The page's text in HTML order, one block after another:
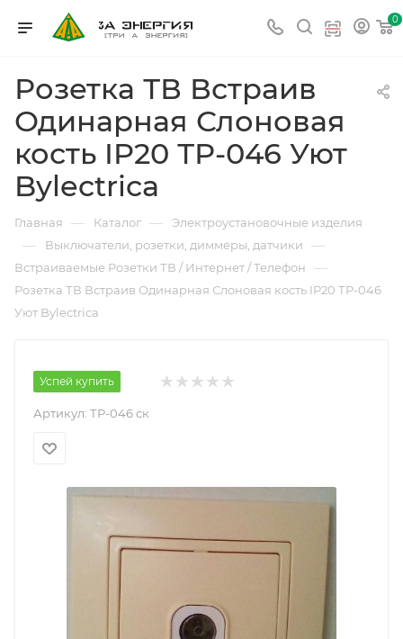
0
Розетка ТВ Встраив
Одинарная Слоновая
кость IP20 ТР-046 Уют
Bylectrica
Главная — Каталог — Электроустановочные изделия
— Выключатели, розетки, диммеры, датчики —
Встраиваемые Розетки ТВ / Интернет / Телефон —
Розетка ТВ Встраив Одинарная Слоновая кость IP20 ТР-046
Уют Bylectrica
Успей купить
Артикул: ТР-046 ск